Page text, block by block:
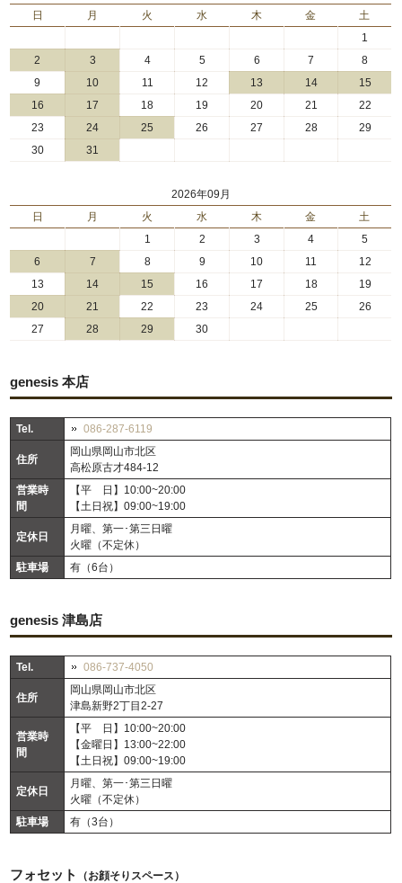
日
月 火 水 木 金
土
1
2
3 4 5 6 7
8
9
10 11 12 13 14
15
16
17 18 19 20 21
22
23
24 25 26 27 28
29
30
31
2026年09月
日
月 火 水 木 金
土
1
2 3 4
5
6
7 8 9 10 11
12
13
14 15 16 17 18
19
20
21 22 23 24 25
26
27
28 29 30
genesis 本店
Tel. 086-287-6119
住所
岡山県岡山市北区
高松原古才484-12
営業時
間
【平 日】10:00~20:00
【土日祝】09:00~19:00
定休日
月曜、第一･第三日曜
火曜（不定休）
駐車場
有（6台）
genesis 津島店
Tel. 086-737-4050
住所
岡山県岡山市北区
津島新野2丁目2-27
営業時
間
【平 日】10:00~20:00
【金曜日】13:00~22:00
【土日祝】09:00~19:00
定休日
月曜、第一･第三日曜
火曜（不定休）
駐車場
有（3台）
フォセット （お顔そりスペース）